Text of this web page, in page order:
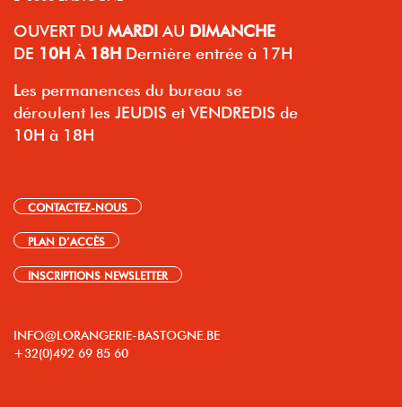
OUVERT DU MARDI AU DIMANCHE
DE 10H À 18H Dernière entrée à 17H
Les permanences du bureau se
déroulent les JEUDIS et VENDREDIS de
10H à 18H
CONTACTEZ-NOUS
PLAN D’ACCÈS
INSCRIPTIONS NEWSLETTER
INFO@LORANGERIE-BASTOGNE.BE
+32(0)492 69 85 60